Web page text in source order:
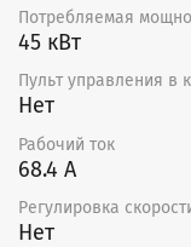
Потребляемая
45 кВт
Пульт управления в
Нет
Рабочий ток
68.4 А
Регулировка
Нет